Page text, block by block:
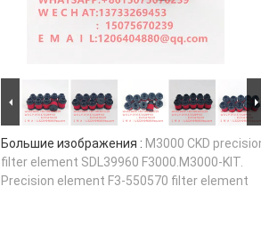
Большие изображения : M3000 CKD
filter element SDL39960 F3000.M3000-KIT.
Precision element F3-550570 filter element